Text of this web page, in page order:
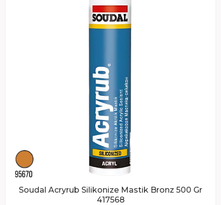
Soudal Acryrub Silikonize Mastik Bronz 500 Gr
417568